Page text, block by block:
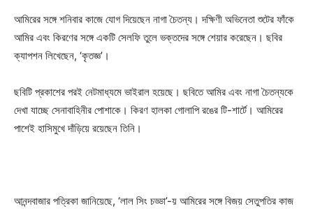
আমিরের সঙ্গে শনিবার কাজে যোগ দিয়েছেন নাগা চৈতন্য। দক্ষিণী অভিনেতা শুটের ফাঁকে
আমির এবং কিরণের সঙ্গে একটি সেলফি তুলে ভক্তদের সঙ্গে শেয়ার করেছেন। ছবির
ক্যাপশন লিখেছেন, ‘কৃতজ্ঞ’।
ছবিটি প্রকাশের পরই নেটমাধ্যমে ভাইরাল হয়েছে। ছবিতে আমির এবং নাগা চৈতন্যকে
দেখা যাচ্ছে সেনাবাহিনীর পোশাকে। কিরণ হালকা গোলাপি রঙের টি-শার্টে। আমিরের
পাশেই হাসিমুখে দাঁড়িয়ে রয়েছেন তিনি।
আনন্দবাজার পত্রিকা জানিয়েছে, ‘লাল সিং চড্ডা’-য় আমিরের সঙ্গে বিজয় সেতুপতির কাজ